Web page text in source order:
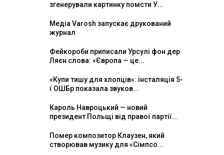
згенерували картинку помсти У...
Медіа Varosh запускає друкований
журнал
Фейкороби приписали Урсулі фон дер
Ляєн слова: «Європа — це...
«Купи тишу для хлопців»: інсталяція 5-
ї ОШБр показала звуков...
Кароль Навроцький — новий
президент Польщі від правої партії...
Помер композитор Клаузен, який
створював музику для «Сімпсо...